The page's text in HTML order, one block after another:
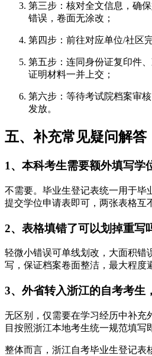
第三步：核对全文信息，确
错误，卷面无涂改；
第四步：前往对应单位/社区
第五步：连同身份证复印件
证明材料一并上交；
第六步：等待考试院档案审
发放。
五、补充常见疑问解答
1、本科考生需要额外填写学
不需要。毕业生登记表统一用于毕
提交学位申请表即可，两张表格互
2、表格填错了可以划掉重写
轻微小错误可单线划改，大面积错
写，保证档案卷面整洁，最大程度
3、外省转入浙江的自考考生
无区别，仅需要在学习经历中补充
目按照浙江本地考生统一规范填写
整体而言，浙江自考毕业生登记表